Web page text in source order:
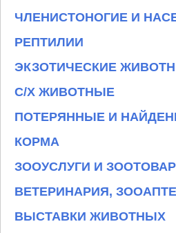
ЧЛЕНИСТОНОГИЕ И
РЕПТИЛИИ
ЭКЗОТИЧЕСКИЕ
С/Х ЖИВОТНЫЕ
ПОТЕРЯННЫЕ И
КОРМА
ЗООУСЛУГИ И
ВЕТЕРИНАРИЯ,
ВЫСТАВКИ ЖИВОТНЫХ